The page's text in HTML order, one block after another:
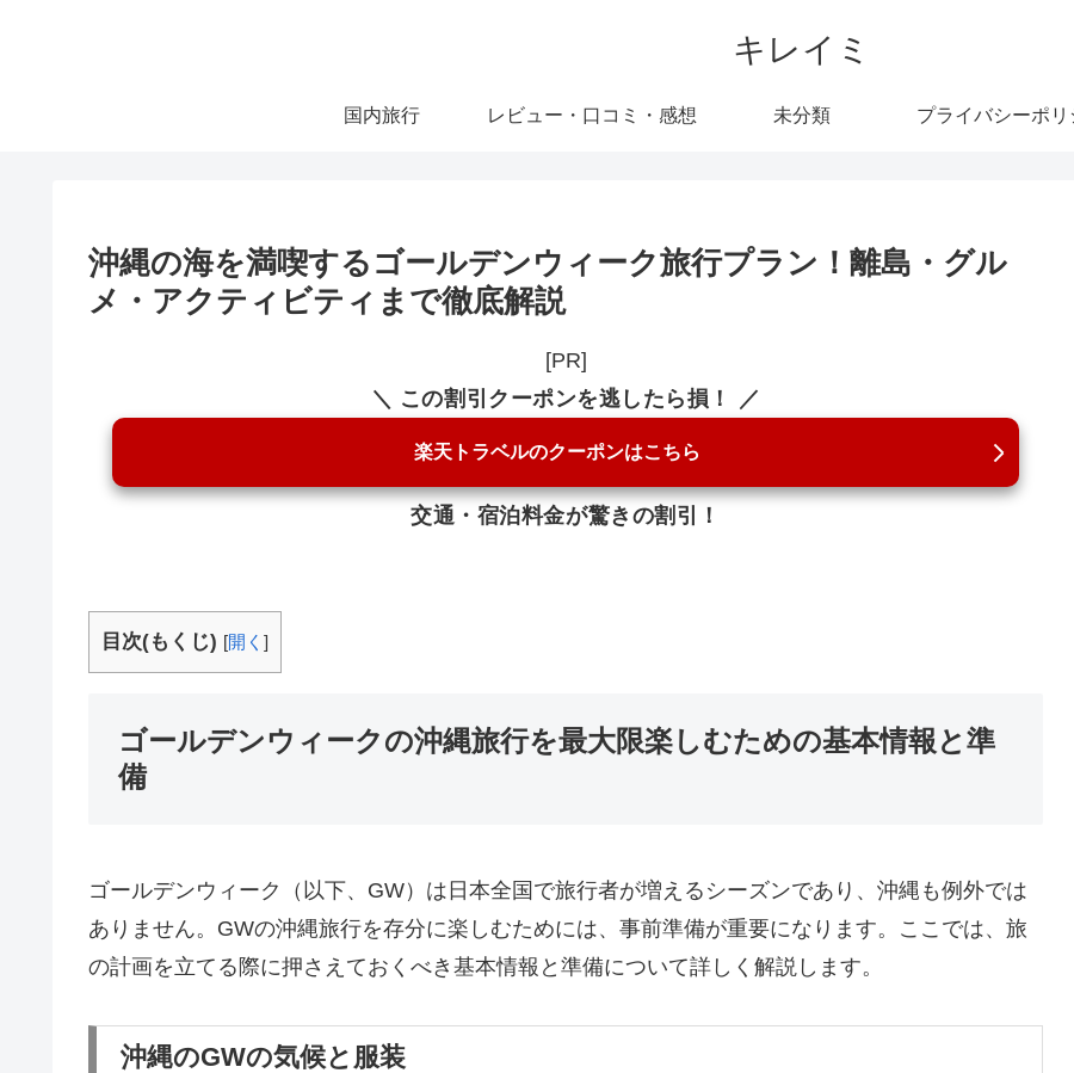
キレイミ
国内旅行 レビュー・口コミ・感想 未分類 プライバシーポリ
沖縄の海を満喫するゴールデンウィーク旅行プラン！離島・グル
メ・アクティビティまで徹底解説
[PR]
＼ この割引クーポンを逃したら損！ ／
楽天トラベルのクーポンはこちら
交通・宿泊料金が驚きの割引！
目次(もくじ) [開く ]
ゴールデンウィークの沖縄旅行を最大限楽しむための基本情報と準
備
ゴールデンウィーク（以下、GW）は日本全国で旅行者が増えるシーズンであり、沖縄も例外では
ありません。GWの沖縄旅行を存分に楽しむためには、事前準備が重要になります。ここでは、旅
の計画を立てる際に押さえておくべき基本情報と準備について詳しく解説します。
沖縄のGWの気候と服装